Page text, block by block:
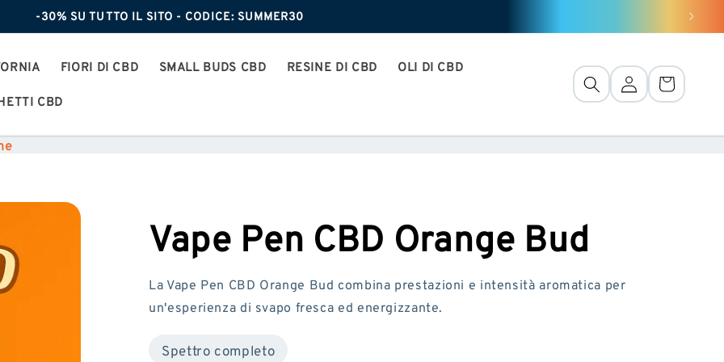
-30% SU TUTTO IL SITO - CODICE: SUMMER30
FIORI DI CBD SMALL BUDS CBD RESINE DI CBD
OLI DI CBD
CBD
ConnessioneCestino
Vape Pen CBD Orange Bud
La Vape Pen CBD Orange Bud combina prestazioni e intensità aromatica per
un'esperienza di svapo fresca ed energizzante.
Spettro completo